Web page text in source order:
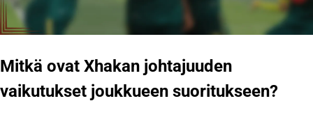
Mitkä ovat Xhakan johtajuuden
vaikutukset joukkueen suoritukseen?